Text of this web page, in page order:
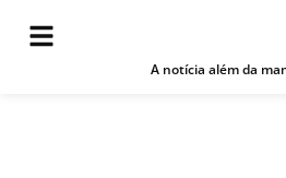
A notícia além da